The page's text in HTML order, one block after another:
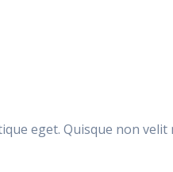
eget. Quisque non